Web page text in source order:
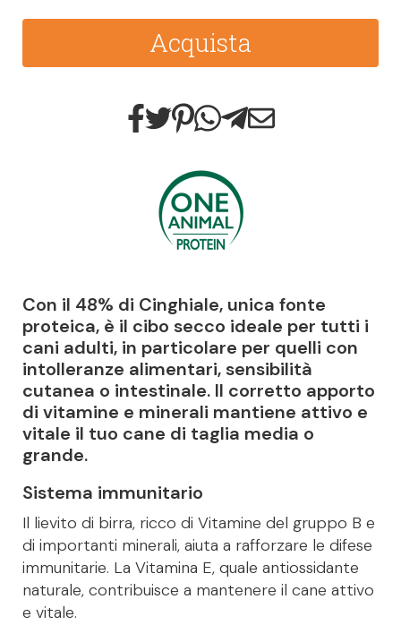
Acquista
Con il 48% di Cinghiale, unica fonte
proteica, è il cibo secco ideale per tutti i
cani adulti, in particolare per quelli con
intolleranze alimentari, sensibilità
cutanea o intestinale. Il corretto apporto
di vitamine e minerali mantiene attivo e
vitale il tuo cane di taglia media o
grande.
Sistema immunitario
Il lievito di birra, ricco di Vitamine del gruppo B e
di importanti minerali, aiuta a rafforzare le difese
immunitarie. La Vitamina E, quale antiossidante
naturale, contribuisce a mantenere il cane attivo
e vitale.